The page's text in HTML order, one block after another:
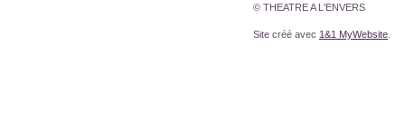
© THEATRE A L'ENVERS
Site créé avec 1&1 MyWebsite